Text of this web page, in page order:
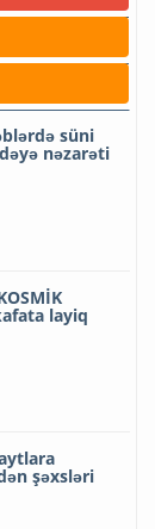
süni
nəzarəti
layiq
şəxsləri